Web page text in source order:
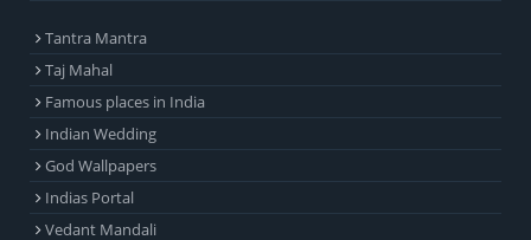
Tantra Mantra
Taj Mahal
Famous places in India
Indian Wedding
God Wallpapers
Indias Portal
Vedant Mandali